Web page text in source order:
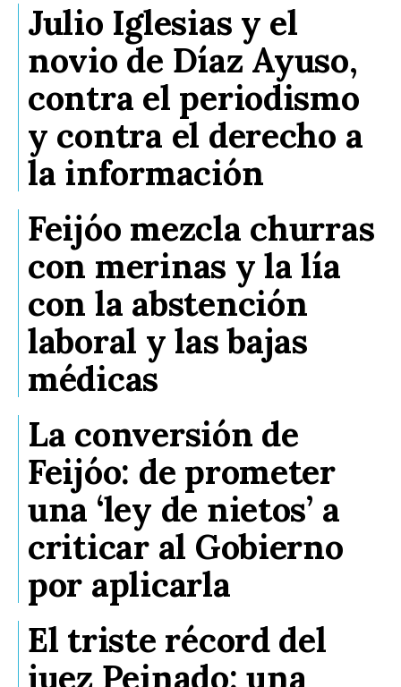
Julio Iglesias y el
novio de Díaz Ayuso,
contra el periodismo
y contra el derecho a
la información
Feijóo mezcla churras
con merinas y la lía
con la abstención
laboral y las bajas
médicas
La conversión de
Feijóo: de prometer
una ‘ley de nietos’ a
criticar al Gobierno
por aplicarla
El triste récord del
juez Peinado: una